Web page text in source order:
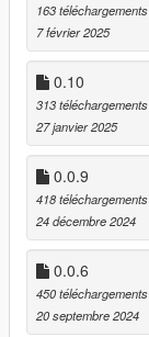
163 téléchargements
7 février 2025
0.10
313 téléchargements
27 janvier 2025
0.0.9
418 téléchargements
24 décembre 2024
0.0.6
450 téléchargements
20 septembre 2024